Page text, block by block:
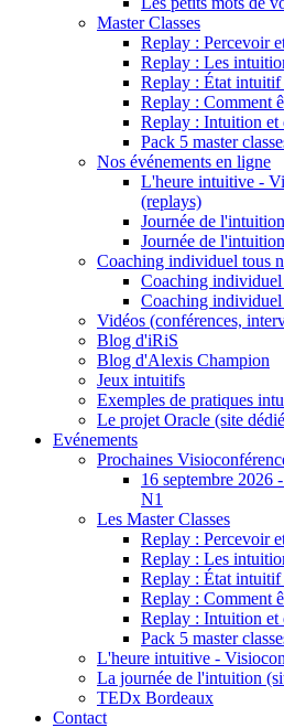
Master Classes
Replay : Percevoir
Replay : Les
Replay : État
Replay : Comment
Replay : Intuition et
Pack 5 master
Nos événements en ligne
L'heure intuitive -
(replays)
Journée de
Journée de
Coaching individuel tous
Coaching
Coaching
Vidéos (conférences,
Blog d'iRiS
Blog d'Alexis Champion
Jeux intuitifs
Exemples de pratiques
Le projet Oracle (site
Evénements
Prochaines
16 septembre 2026
N1
Les Master Classes
Replay : Percevoir
Replay : Les
Replay : État
Replay : Comment
Replay : Intuition et
Pack 5 master
L'heure intuitive -
La journée de l'intuition
TEDx Bordeaux
Contact